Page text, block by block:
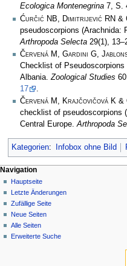
Ecologica Montenegrina 7, S.
Ćurčić NB, Dimitrijević RN &
pseudoscorpions (Arachnida:
Arthropoda Selecta 29(1),
Červená M, Gardini G,
Checklist of
Albania.Zoological Studies
17
.
Červená M, Krajčovičová K
checklist of pseudoscorpions
Central Europe.Arthropoda
Kategorien: Infobox ohne Bild
Navigation
Hauptseite
Letzte Änderungen
Zufällige Seite
Neue Seiten
Alle Seiten
Erweiterte Suche